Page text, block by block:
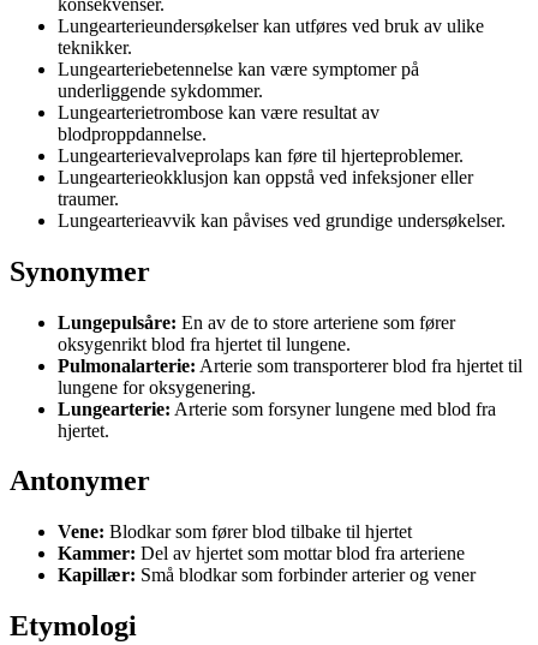
Lungearterieundersøkelser kan utføres ved bruk av ulike
teknikker.
Lungearteriebetennelse kan være symptomer på
underliggende sykdommer.
Lungearterietrombose kan være resultat av
blodproppdannelse.
Lungearterievalveprolaps kan føre til hjerteproblemer.
Lungearterieokklusjon kan oppstå ved infeksjoner eller
traumer.
Lungearterieavvik kan påvises ved grundige undersøkelser.
Synonymer
Lungepulsåre: En av de to store arteriene som fører
oksygenrikt blod fra hjertet til lungene.
Pulmonalarterie: Arterie som transporterer blod fra hjertet til
lungene for oksygenering.
Lungearterie: Arterie som forsyner lungene med blod fra
hjertet.
Antonymer
Vene: Blodkar som fører blod tilbake til hjertet
Kammer: Del av hjertet som mottar blod fra arteriene
Kapillær: Små blodkar som forbinder arterier og vener
Etymologi